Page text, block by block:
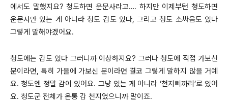
에서도 말했지요? 청도하면 운문사라고…. 하지만 이제부턴 청도하면
운문사만 있는 게 아니라 청도 감도 있다, 그리고 청도 소싸움도 있다
그렇게 말해야겠어요.
청도에는 감도 있다 그러니까 이상하지요? 그러나 청도에 직접 가보신
분이라면, 특히 가을에 가보신 분이라면 결코 그렇게 말하지 않을 거예
요. 청도엔 정말 감이 있어요. 그냥 있는 게 아니라 ‘천지삐까리’로 있어
요. 청도군 전체가 온통 감 천지였으니까 말이죠.